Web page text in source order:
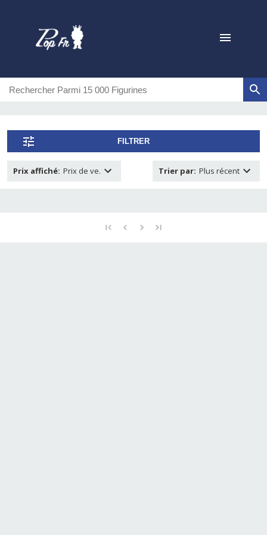
FILTRER
Prix affiché: Prix de ve. Trier par: Plus récent